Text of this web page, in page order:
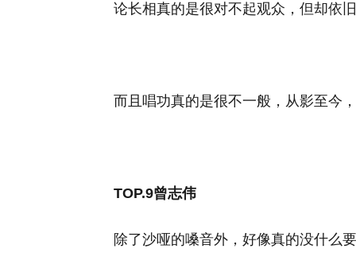
论长相真的是很对不起观众，但却依
而且唱功真的是很不一般，从影至今
TOP.9曾志伟
除了沙哑的嗓音外，好像真的没什么